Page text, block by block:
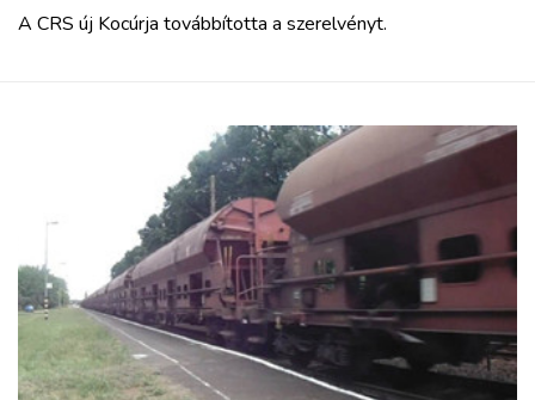
A CRS új Kocúrja továbbította a szerelvényt.